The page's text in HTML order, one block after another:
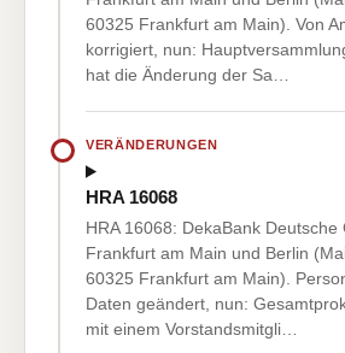
60325 Frankfurt am Main). Von
korrigiert, nun:
hat die Änderung der Sa…
VERÄNDERUNGEN
HRA 16068
HRA 16068: DekaBank Deutsche
Frankfurt am Main und Berlin
60325 Frankfurt am Main).
Daten geändert, nun:
mit einem Vorstandsmitgli…